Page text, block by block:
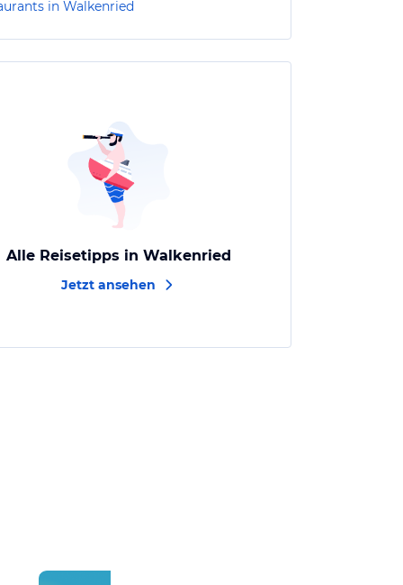
in Walkenried
Alle Reisetipps in Walkenried
Jetzt ansehen